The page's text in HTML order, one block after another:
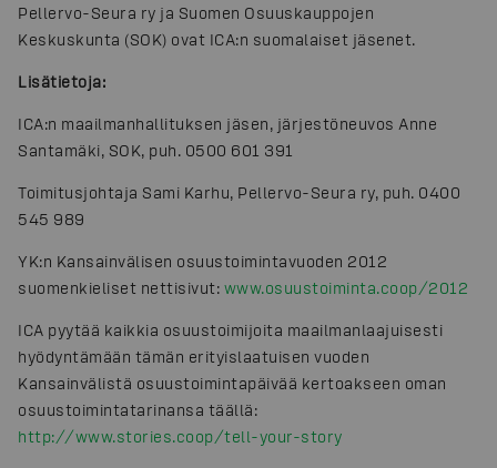
Pellervo-Seura ry ja Suomen Osuuskauppojen
Keskuskunta (SOK) ovat ICA:n suomalaiset jäsenet.
Lisätietoja:
ICA:n maailmanhallituksen jäsen, järjestöneuvos Anne
Santamäki, SOK, puh. 0500 601 391
Toimitusjohtaja Sami Karhu, Pellervo-Seura ry, puh. 0400
545 989
YK:n Kansainvälisen osuustoimintavuoden 2012
suomenkieliset nettisivut: www.osuustoiminta.coop/2012
ICA pyytää kaikkia osuustoimijoita maailmanlaajuisesti
hyödyntämään tämän erityislaatuisen vuoden
Kansainvälistä osuustoimintapäivää kertoakseen oman
osuustoimintatarinansa täällä:
http://www.stories.coop/tell-your-story